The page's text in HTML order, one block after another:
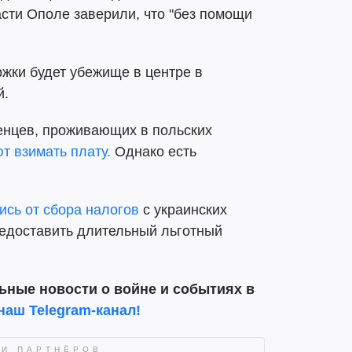
Ополе заверили, что "без помощи
будет убежище в центре в
проживающих в польских
взимать плату. Однако есть
от сбора налогов с украинских
длительный льготный
новости о войне и событиях в
Telegram-канал!